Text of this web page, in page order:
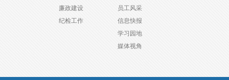
廉政建设
纪检工作
员工风采
信息快报
学习园地
媒体视角